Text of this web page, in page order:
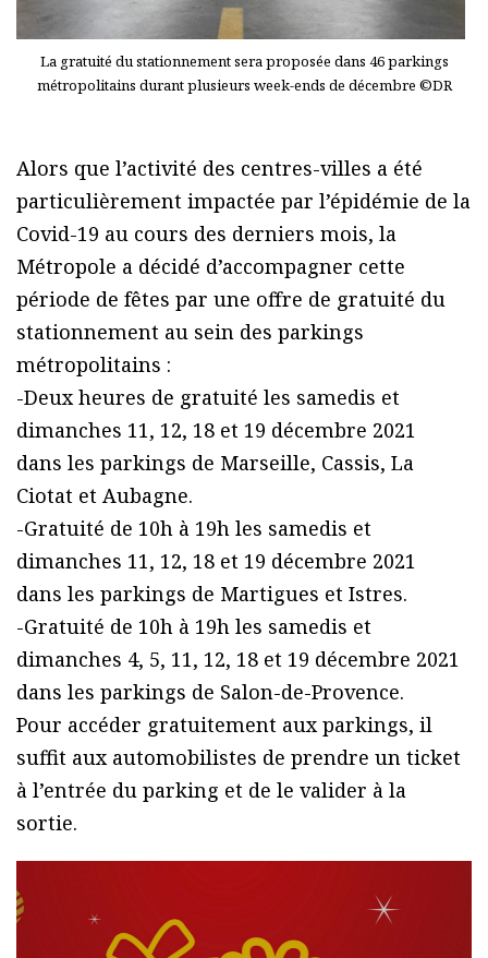
La gratuité du stationnement sera proposée dans 46 parkings
métropolitains durant plusieurs week-ends de décembre ©DR
Alors que l’activité des centres-villes a été
particulièrement impactée par l’épidémie de la
Covid-19 au cours des derniers mois, la
Métropole a décidé d’accompagner cette
période de fêtes par une offre de gratuité du
stationnement au sein des parkings
métropolitains :
-Deux heures de gratuité les samedis et
dimanches 11, 12, 18 et 19 décembre 2021
dans les parkings de Marseille, Cassis, La
Ciotat et Aubagne.
-Gratuité de 10h à 19h les samedis et
dimanches 11, 12, 18 et 19 décembre 2021
dans les parkings de Martigues et Istres.
-Gratuité de 10h à 19h les samedis et
dimanches 4, 5, 11, 12, 18 et 19 décembre 2021
dans les parkings de Salon-de-Provence.
Pour accéder gratuitement aux parkings, il
suffit aux automobilistes de prendre un ticket
à l’entrée du parking et de le valider à la
sortie.